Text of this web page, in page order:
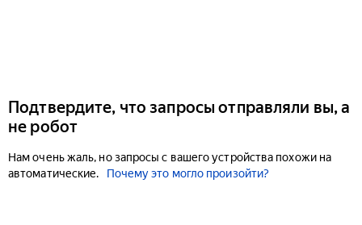
Подтвердите, что запросы отправляли вы, а
не робот
Нам очень жаль, но запросы с вашего устройства похожи на
автоматические.
Почему это могло произойти?